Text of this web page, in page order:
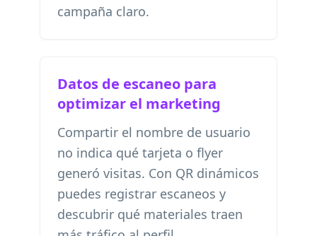
campaña claro.
Datos de escaneo para
optimizar el marketing
Compartir el nombre de usuario
no indica qué tarjeta o flyer
generó visitas. Con QR dinámicos
puedes registrar escaneos y
descubrir qué materiales traen